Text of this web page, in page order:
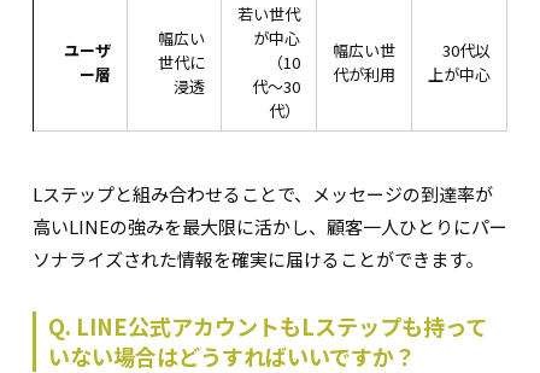
ユーザ
ー層
幅広い
世代に
浸透
若い世代
が中心
（10
代〜30
代）
幅広い世
代が利用
30代以
上が中心
Lステップと組み合わせることで、メッセージの到達率が
高いLINEの強みを最大限に活かし、顧客一人ひとりにパー
ソナライズされた情報を確実に届けることができます。
Q. LINE公式アカウントもLステップも持って
いない場合はどうすればいいですか？